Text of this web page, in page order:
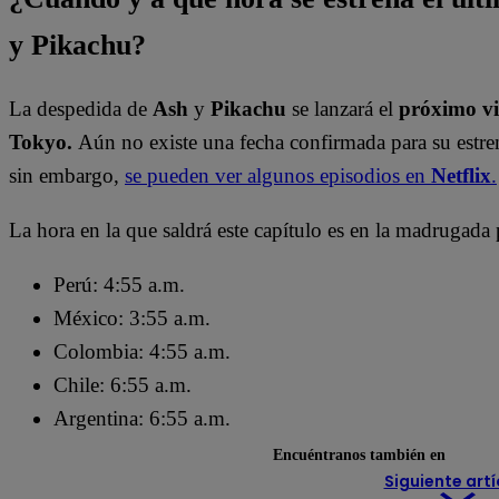
y Pikachu?
La despedida de Ash y Pikachu se lanzará el próximo
Tokyo. Aún no existe una fecha confirmada para su
sin embargo, se pueden ver algunos episodios en Netflix.
La hora en la que saldrá este capítulo es en la
Perú: 4:55 a.m.
México: 3:55 a.m.
Colombia: 4:55 a.m.
Chile: 6:55 a.m.
Argentina: 6:55 a.m.
Siguiente
Encuéntranos también en